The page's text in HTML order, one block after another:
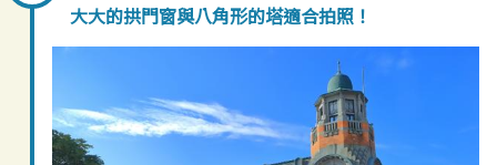
大大的拱門窗與八角形的塔適合拍照！